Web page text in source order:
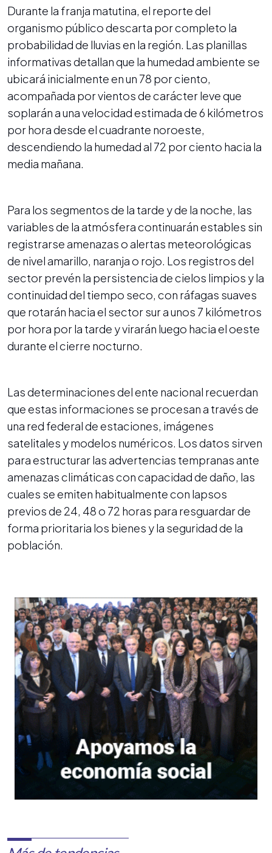
Durante la franja matutina, el reporte del
organismo público descarta por completo la
probabilidad de lluvias en la región. Las planillas
informativas detallan que la humedad ambiente se
ubicará inicialmente en un 78 por ciento,
acompañada por vientos de carácter leve que
soplarán a una velocidad estimada de 6 kilómetros
por hora desde el cuadrante noroeste,
descendiendo la humedad al 72 por ciento hacia la
media mañana.
Para los segmentos de la tarde y de la noche, las
variables de la atmósfera continuarán estables sin
registrarse amenazas o alertas meteorológicas
de nivel amarillo, naranja o rojo. Los registros del
sector prevén la persistencia de cielos limpios y la
continuidad del tiempo seco, con ráfagas suaves
que rotarán hacia el sector sur a unos 7 kilómetros
por hora por la tarde y virarán luego hacia el oeste
durante el cierre nocturno.
Las determinaciones del ente nacional recuerdan
que estas informaciones se procesan a través de
una red federal de estaciones, imágenes
satelitales y modelos numéricos. Los datos sirven
para estructurar las advertencias tempranas ante
amenazas climáticas con capacidad de daño, las
cuales se emiten habitualmente con lapsos
previos de 24, 48 o 72 horas para resguardar de
forma prioritaria los bienes y la seguridad de la
población.